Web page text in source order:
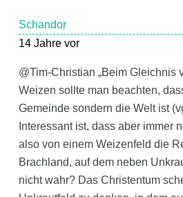
Schandor
14 Jahre vor
@Tim-Christian „Beim Gleichnis
Weizen sollte man beachten,
Gemeinde sondern die Welt ist
Interessant ist, dass aber immer
also von einem Weizenfeld die
Brachland, auf dem neben
nicht wahr? Das Christentum